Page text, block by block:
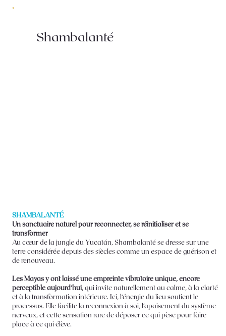
Shambalanté
SHAMBALANTÉ
Un sanctuaire naturel pour reconnecter, se réinitialiser et se
transformer
Au cœur de la jungle du Yucatán, Shambalanté se dresse sur une
terre considérée depuis des siècles comme un espace de guérison et
de renouveau.
Les Mayas y ont laissé une empreinte vibratoire unique, encore
perceptible aujourd’hui,qui invite naturellement au calme, à la clarté
et à la transformation intérieure. Ici, l’énergie du lieu soutient le
processus. Elle facilite la reconnexion à soi, l’apaisement du système
nerveux, et cette sensation rare de déposer ce qui pèse pour faire
place à ce qui élève.